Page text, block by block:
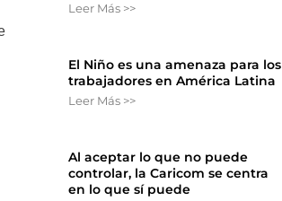
Leer Más >>
El Niño es una amenaza para los
trabajadores en América Latina
Leer Más >>
Al aceptar lo que no puede
controlar, la Caricom se centra
en lo que sí puede